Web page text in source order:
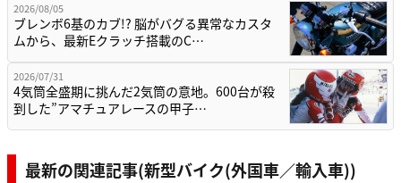
2026/08/05
ブレンボ6基のカブ!? 脳がバグる異常なカスタ
ムから、最新Eクラッチ搭載のC…
2026/07/31
4気筒全盛期に挑んだ2気筒の意地。600台が殺
到した”アマチュアレースの甲子…
最新の関連記事(新型バイク(外国車／輸入車))